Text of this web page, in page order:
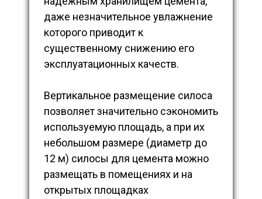
даже незначительное увлажнение
которого приводит к
существенному снижению его
эксплуатационных качеств.
Вертикальное размещение силоса
позволяет значительно сэкономить
используемую площадь, а при их
небольшом размере (диаметр до
12 м) силосы для цемента можно
размещать в помещениях и на
открытых площадках